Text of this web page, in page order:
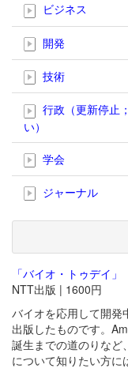
ビジネス
開発
技術
行政（更新停止
い）
学会
ジャーナル
「バイオ・トゥデイ」
NTT出版 | 1600円
バイオを応用して開発
出版したものです。
誕生までの道のりなど
について知りたい方に